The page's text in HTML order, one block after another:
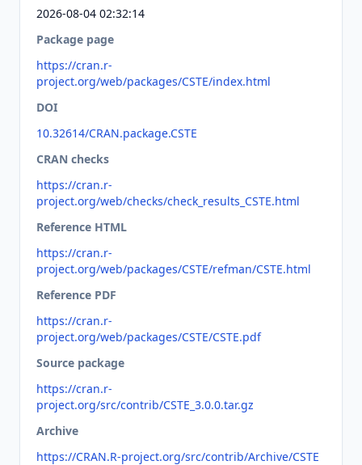
2026-08-04 02:32:14
Package page
https://cran.r-
project.org/web/packages/CSTE/index.html
DOI
10.32614/CRAN.package.CSTE
CRAN checks
https://cran.r-
project.org/web/checks/check_results_CSTE.html
Reference HTML
https://cran.r-
project.org/web/packages/CSTE/refman/CSTE.html
Reference PDF
https://cran.r-
project.org/web/packages/CSTE/CSTE.pdf
Source package
https://cran.r-
project.org/src/contrib/CSTE_3.0.0.tar.gz
Archive
https://CRAN.R-project.org/src/contrib/Archive/CSTE